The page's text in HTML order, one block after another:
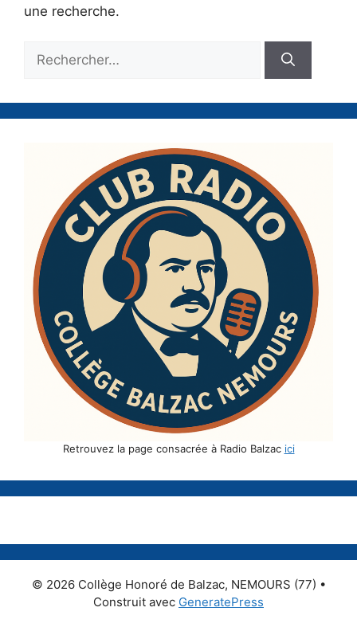
une recherche.
Rechercher :
Retrouvez la page consacrée à Radio Balzac ici
© 2026 Collège Honoré de Balzac, NEMOURS (77) •
Construit avec GeneratePress